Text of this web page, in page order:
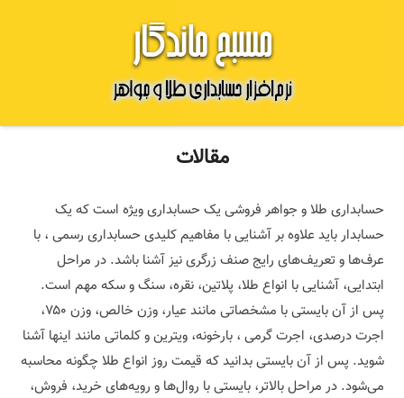
مقالات
حسابداری طلا و جواهر فروشی یک حسابداری ویژه است که یک
حسابدار باید علاوه بر آشنایی با مفاهیم کلیدی حسابداری رسمی ، با
عرف‌ها و تعریف‌های رایج صنف زرگری نیز آشنا باشد. در مراحل
ابتدایی، آشنایی با انواع طلا، پلاتین، نقره، سنگ و سکه مهم است.
پس از آن بایستی با مشخصاتی مانند عیار، وزن خالص، وزن ۷۵۰،
اجرت درصدی، اجرت گرمی ، بارخونه، ویترین و کلماتی مانند اینها آشنا
شوید. پس از آن بایستی بدانید که قیمت روز انواع طلا چگونه محاسبه
می‌شود. در مراحل بالاتر، بایستی با روال‌ها و رویه‌های خرید، فروش،